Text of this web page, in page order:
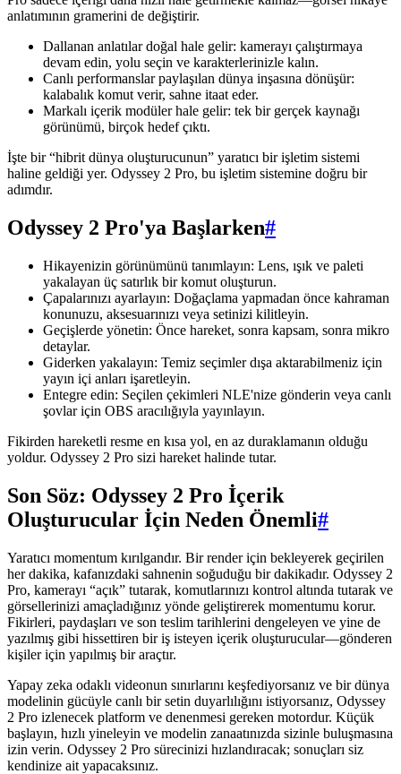
anlatımının gramerini de değiştirir.
Dallanan anlatılar doğal hale gelir: kamerayı çalıştırmaya
devam edin, yolu seçin ve karakterlerinizle kalın.
Canlı performanslar paylaşılan dünya inşasına dönüşür:
kalabalık komut verir, sahne itaat eder.
Markalı içerik modüler hale gelir: tek bir gerçek kaynağı
görünümü, birçok hedef çıktı.
İşte bir “hibrit dünya oluşturucunun” yaratıcı bir işletim sistemi
haline geldiği yer. Odyssey 2 Pro, bu işletim sistemine doğru bir
adımdır.
Odyssey 2 Pro'ya Başlarken#
Hikayenizin görünümünü tanımlayın: Lens, ışık ve paleti
yakalayan üç satırlık bir komut oluşturun.
Çapalarınızı ayarlayın: Doğaçlama yapmadan önce kahraman
konunuzu, aksesuarınızı veya setinizi kilitleyin.
Geçişlerde yönetin: Önce hareket, sonra kapsam, sonra mikro
detaylar.
Giderken yakalayın: Temiz seçimler dışa aktarabilmeniz için
yayın içi anları işaretleyin.
Entegre edin: Seçilen çekimleri NLE'nize gönderin veya canlı
şovlar için OBS aracılığıyla yayınlayın.
Fikirden hareketli resme en kısa yol, en az duraklamanın olduğu
yoldur. Odyssey 2 Pro sizi hareket halinde tutar.
Son Söz: Odyssey 2 Pro İçerik
Oluşturucular İçin Neden Önemli#
Yaratıcı momentum kırılgandır. Bir render için bekleyerek geçirilen
her dakika, kafanızdaki sahnenin soğuduğu bir dakikadır. Odyssey 2
Pro, kamerayı “açık” tutarak, komutlarınızı kontrol altında tutarak ve
görsellerinizi amaçladığınız yönde geliştirerek momentumu korur.
Fikirleri, paydaşları ve son teslim tarihlerini dengeleyen ve yine de
yazılmış gibi hissettiren bir iş isteyen içerik oluşturucular—gönderen
kişiler için yapılmış bir araçtır.
Yapay zeka odaklı videonun sınırlarını keşfediyorsanız ve bir dünya
modelinin gücüyle canlı bir setin duyarlılığını istiyorsanız, Odyssey
2 Pro izlenecek platform ve denenmesi gereken motordur. Küçük
başlayın, hızlı yineleyin ve modelin zanaatınızda sizinle buluşmasına
izin verin. Odyssey 2 Pro sürecinizi hızlandıracak; sonuçları siz
kendinize ait yapacaksınız.